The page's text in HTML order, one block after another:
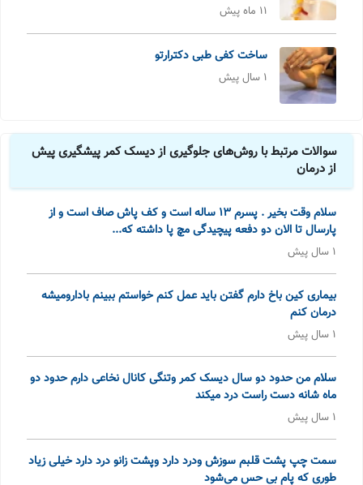
11 ماه پیش
ساخت کفی طبی دکترارتو
1 سال پیش
سوالات مرتبط با روش‌های جلوگیری از دیسک کمر پیشگیری پیش
از درمان
سلام وقت بخیر . پسرم 13 ساله است و کف پاش صاف است و از
پارسال تا الان دو دفعه پیچیدگی مچ پا داشته که...
1 سال پیش
بیماری کین باخ دارم گفتن باید عمل کنم خواستم ببینم بادارومیشه
درمان کنم
1 سال پیش
سلام من حدود دو سال دیسک کمر وتنگی کانال نخاعی دارم حدود دو
ماه شانه دست راست درد میکند
1 سال پیش
سمت چپ پشت قلبم سوزش ودرد دارد وپشت زانو درد دارد خیلی زیاد
طوری که پام بی حس می‌شود